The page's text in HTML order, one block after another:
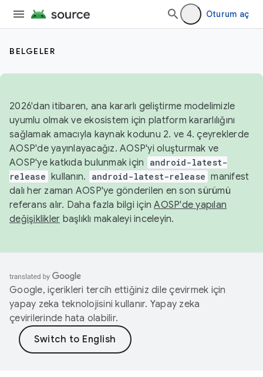
Oturum aç
BELGELER
2026'dan itibaren, ana kararlı geliştirme modelimizle
uyumlu olmak ve ekosistem için platform kararlılığını
sağlamak amacıyla kaynak kodunu 2. ve 4. çeyreklerde
AOSP'de yayınlayacağız. AOSP'yi oluşturmak ve
AOSP'ye katkıda bulunmak için
android-latest-
release kullanın. android-latest-release manifest
dalı her zaman AOSP'ye gönderilen en son sürümü
referans alır. Daha fazla bilgi içinAOSP'de yapılan
değişiklikler başlıklı makaleyi inceleyin.
Google, içerikleri tercih ettiğiniz dile çevirmek için
yapay zeka teknolojisini kullanır. Yapay zeka
çevirilerinde hata olabilir.